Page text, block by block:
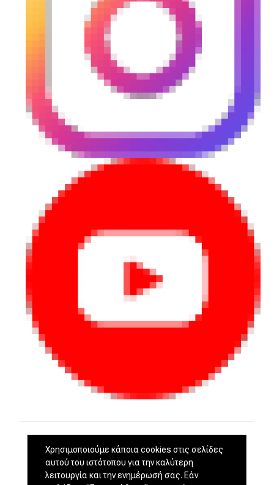
Χρησιμοποιούμε κάποια cookies στις σελίδες
αυτού του ιστότοπου για την καλύτερη
λειτουργία και την ενημέρωσή σας. Εάν